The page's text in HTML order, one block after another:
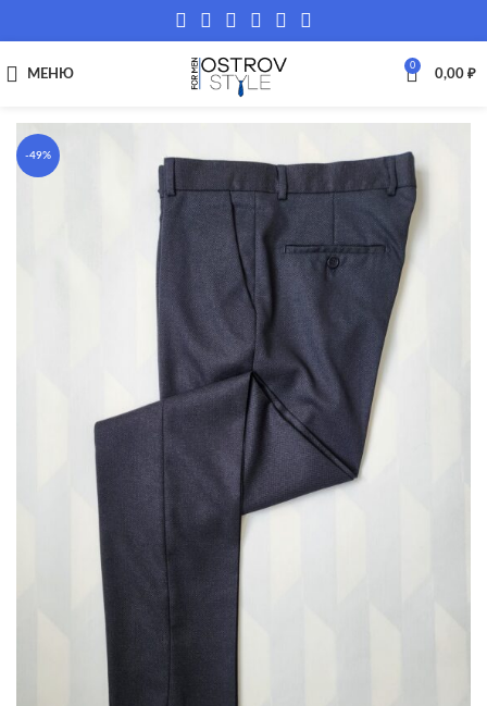
МЕНЮ
0
0,00 ₽
-49%